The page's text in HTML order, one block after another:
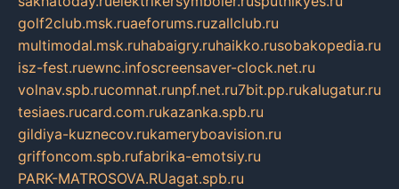
golf2club.msk.ruaeforums.ruzallclub.ru
multimodal.msk.ruhabaigry.ruhaikko.rusobakopedia.ru
isz-fest.ruewnc.infoscreensaver-clock.net.ru
volnav.spb.rucomnat.runpf.net.ru7bit.pp.rukalugatur.ru
tesiaes.rucard.com.rukazanka.spb.ru
gildiya-kuznecov.rukameryboavision.ru
griffoncom.spb.rufabrika-emotsiy.ru
PARK-MATROSOVA.RUagat.spb.ru